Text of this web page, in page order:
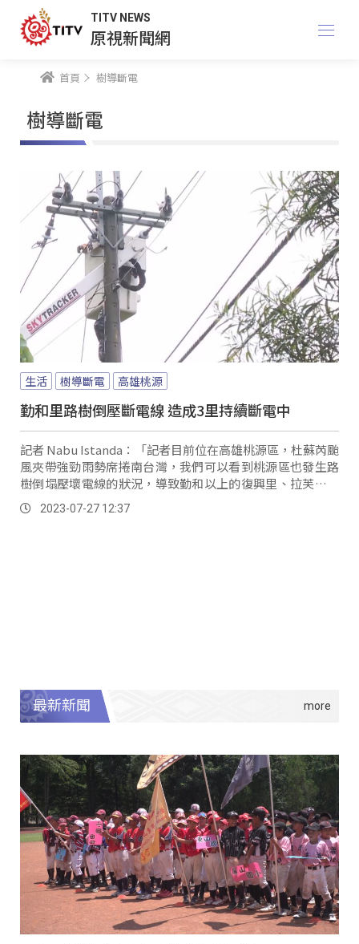
TITV NEWS
原視新聞網
首頁 樹導斷電
樹導斷電
生活 樹導斷電 高雄桃源
勤和里路樹倒壓斷電線 造成3里持續斷電中
記者 Nabu Istanda：「記者目前位在高雄桃源區，杜蘇芮颱
風夾帶強勁雨勢席捲南台灣，我們可以看到桃源區也發生路
樹倒塌壓壞電線的狀況，導致勤和以上的復興里、拉芙蘭里
以及梅山里，目前是停電的狀況，稍早開口合約廠商已將路
樹清除，台電人員目前也在積極搶修、恢復供電當中，預計
2023-07-27 12:37
最新新聞